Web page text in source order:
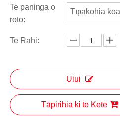
Te paninga o
roto:
Tīpakohia koa
Te Rahi:
Uiui
Tāpirihia ki te Kete